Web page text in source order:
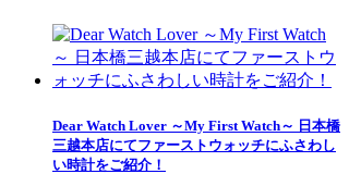
Dear Watch Lover ～My First Watch～ 日本橋
三越本店にてファーストウォッチにふさわし
い時計をご紹介！